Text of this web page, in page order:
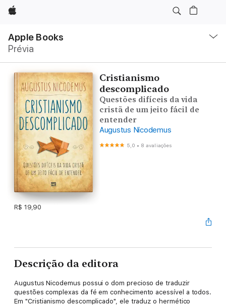
Apple
Apple Books
Prévia
Nav
Abrir
menu
Cristianismo
descomplicado
Questões difíceis da vida
cristã de um jeito fácil de
entender
Augustus Nicodemus
5,0 • 8 avaliações
R$ 19,90
Descrição da editora
Augustus Nicodemus possui o dom precioso de traduzir
questões complexas da fé em conhecimento acessível a todos.
Em "Cristianismo descomplicado", ele traduz o hermético